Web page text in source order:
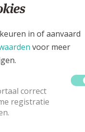
in of aanvaard
voor meer
correct
registratie